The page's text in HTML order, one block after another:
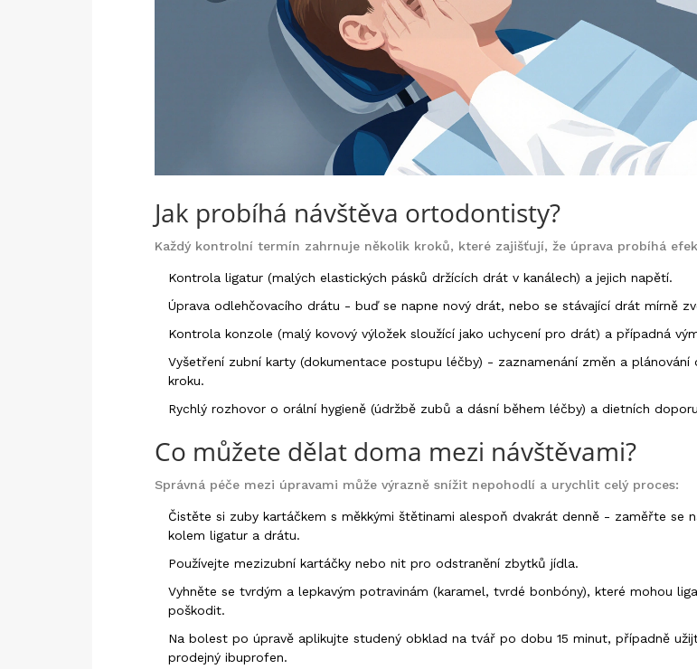
Jak probíhá návštěva ortodontisty?
Každý kontrolní termín zahrnuje několik kroků, které zajišťují, že úprava probíhá
Kontrola ligatur (malých elastických pásků držících drát v kanálech) a jejich napětí.
Úprava odlehčovacího drátu - buď se napne nový drát, nebo se stávající drát mírně
Kontrola konzole (malý kovový výložek sloužící jako uchycení pro drát) a případná
Vyšetření zubní karty (dokumentace postupu léčby) - zaznamenání změn a plánování
kroku.
Rychlý rozhovor o orální hygieně (údržbě zubů a dásní během léčby) a dietních
Co můžete dělat doma mezi návštěvami?
Správná péče mezi úpravami může výrazně snížit nepohodlí a urychlit celý proces:
Čistěte si zuby kartáčkem s měkkými štětinami alespoň dvakrát denně - zaměřte se
kolem ligatur a drátu.
Používejte mezizubní kartáčky nebo nit pro odstranění zbytků jídla.
Vyhněte se tvrdým a lepkavým potravinám (karamel, tvrdé bonbóny), které mohou
poškodit.
Na bolest po úpravě aplikujte studený obklad na tvář po dobu 15 minut, případně
prodejný ibuprofen.